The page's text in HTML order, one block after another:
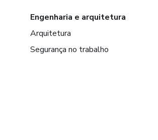
Engenharia e arquitetura
Arquitetura
Segurança no trabalho